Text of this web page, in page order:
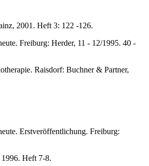
2001. Heft 3: 122 -126.
Freiburg: Herder, 11 - 12/1995. 40 -
Raisdorf: Buchner & Partner,
Erstveröffentlichung. Freiburg:
Heft 7-8.